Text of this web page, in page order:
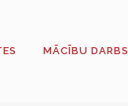
MĀCĪBU DARBS